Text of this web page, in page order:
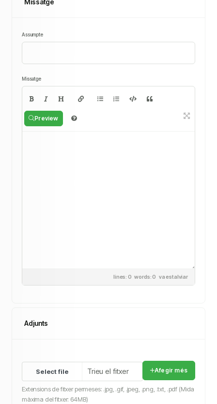
Missatge
Assumpte
Missatge
Preview
lines: 0 words: 0 va estalviar
Adjunts
Trieu el fitxer Afegir més
Extensions de fitxer permeses: .jpg, .gif, .jpeg, .png, .txt, .pdf (Mida
màxima del fitxer: 64MB)